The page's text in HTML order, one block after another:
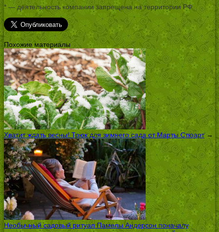
* — деятельность компании запрещена на территории РФ
Похожие материалы
Хватит ждать весны! Трюк для зимнего сада от Марты Стюарт→
Необычный садовый ритуал Памелы Андерсон поначалу